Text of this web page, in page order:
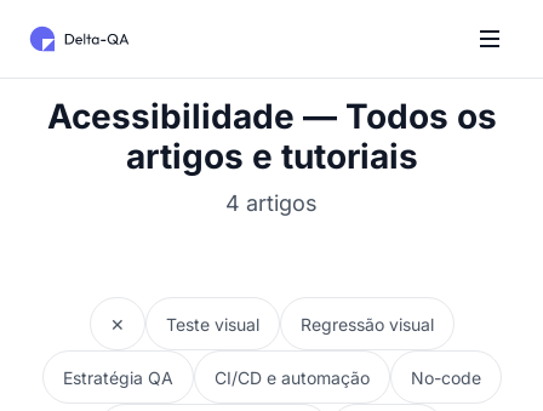
Acessibilidade — Todos os
artigos e tutoriais
4 artigos
✕ Teste visual Regressão visual
Estratégia QA CI/CD e automação No-code